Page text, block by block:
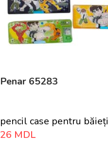
Penar 65283
pencil case pentru băieți
26 MDL